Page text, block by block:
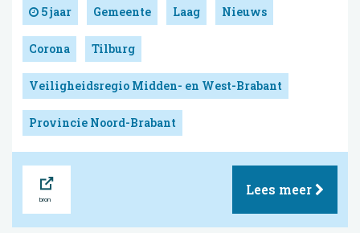
5 jaar Gemeente Laag Nieuws
Corona Tilburg
Veiligheidsregio Midden- en West-Brabant
Provincie Noord-Brabant
Lees meer